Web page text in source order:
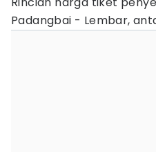
Padangbai - Lembar,